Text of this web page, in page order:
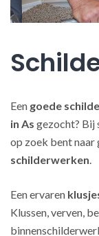
Een goede
in As gezocht? Bij
op zoek bent naar
schilderwerken.
Een ervaren
Klussen, verven,